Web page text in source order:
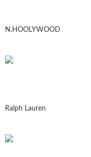
N.HOOLYWOOD
Ralph Lauren